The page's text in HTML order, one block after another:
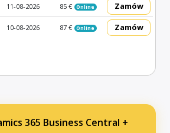
11-08-2026 85 € Online Zamów
10-08-2026 87 € Online Zamów
365 Business Central +